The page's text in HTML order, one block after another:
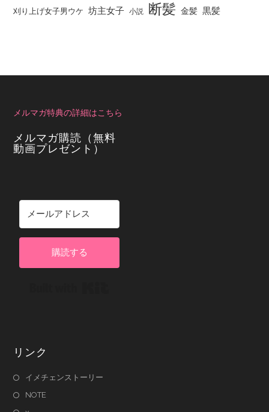
刈り上げ女子男ウケ 坊主女子 小説 断髪 金髪 黒髪
メルマガ特典の詳細はこちら
メルマガ購読（無料
動画プレゼント）
購読する
リンク
イメチェンストーリー
NOTE